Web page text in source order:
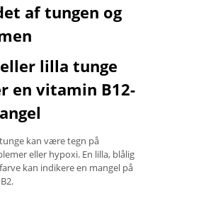
af tungen og
lilla tunge
en vitamin B12-
kan være tegn på
eller hypoxi. En lilla, blålig
kan indikere en mangel på